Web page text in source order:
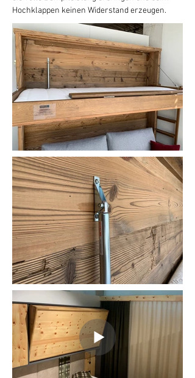
Hochklappen keinen Widerstand erzeugen.